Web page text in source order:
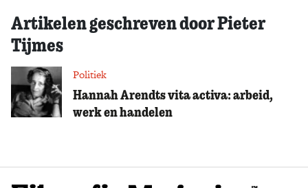
Artikelen geschreven door Pieter
Tijmes
Politiek
Hannah Arendts vita activa: arbeid,
werk en handelen